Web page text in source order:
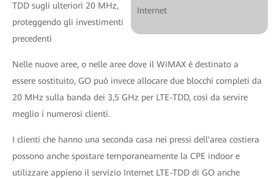
Internet
TDD sugli ulteriori 20 MHz,
proteggendo gli investimenti
precedenti
Nelle nuove aree, o nelle aree dove il WiMAX è destinato a
essere sostituito, GO può invece allocare due blocchi completi da
20 MHz sulla banda dei 3,5 GHz per LTE-TDD, così da servire
meglio i numerosi clienti.
I clienti che hanno una seconda casa nei pressi dell'area costiera
possono anche spostare temporaneamente la CPE indoor e
utilizzare appieno il servizio Internet LTE-TDD di GO anche